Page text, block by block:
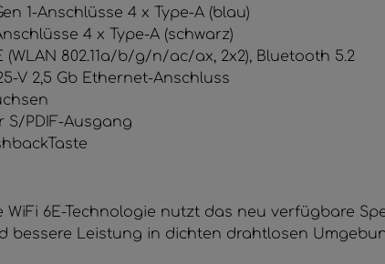
1-Anschlüsse 4 x Type-A (blau)
4 x Type-A (schwarz)
(WLAN 802.11a/​b/​g/​n/​ac/​ax, 2x2), Bluetooth 5.2
V 2,5 Gb Ethernet-Anschluss
S/PDIF-Ausgang
WiFi 6E-Technologie nutzt das neu verfügbare
bessere Leistung in dichten drahtlosen